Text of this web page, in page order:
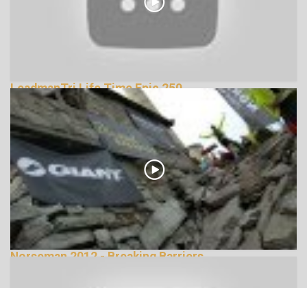
LeadmanTri Life Time Epic 250
133960 Nézetek
Norseman 2012 - Breaking Barriers